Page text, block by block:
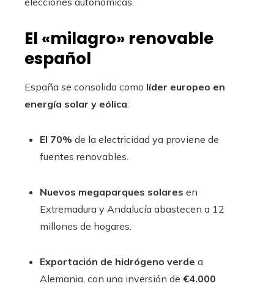
El «milagro» renovable
español
España se consolida como líder europeo en
energía solar y eólica:
El 70% de la electricidad ya proviene de
fuentes renovables.
Nuevos megaparques solares en
Extremadura y Andalucía abastecen a 12
millones de hogares.
Exportación de hidrógeno verde a
Alemania, con una inversión de €4.000